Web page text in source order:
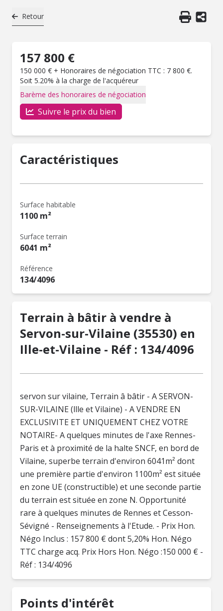
Retour
157 800 €
150 000 € + Honoraires de négociation TTC : 7 800 €.
Soit 5.20% à la charge de l'acquéreur
Barème des honoraires de négociation
Suivre le prix du bien
Caractéristiques
Surface habitable
1100 m²
Surface terrain
6041 m²
Référence
134/4096
Terrain à bâtir à vendre à
Servon-sur-Vilaine (35530) en
Ille-et-Vilaine - Réf : 134/4096
servon sur vilaine, Terrain â bâtir - A SERVON-
SUR-VILAINE (llle et Vilaine) - A VENDRE EN
EXCLUSIVITE ET UNIQUEMENT CHEZ VOTRE
NOTAIRE- A quelques minutes de l'axe Rennes-
Paris et à proximité de la halte SNCF, en bord de
Vilaine, superbe terrain d'environ 6041m² dont
une première partie d'environ 1100m² est située
en zone UE (constructible) et une seconde partie
du terrain est située en zone N. Opportunité
rare à quelques minutes de Rennes et Cesson-
Sévigné - Renseignements à l'Etude. - Prix Hon.
Négo Inclus : 157 800 € dont 5,20% Hon. Négo
TTC charge acq. Prix Hors Hon. Négo :150 000 € -
Réf : 134/4096
Points d'intérêt